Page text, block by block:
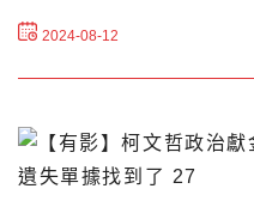
2024-08-12